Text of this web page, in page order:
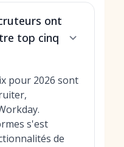
ont
top cinq
pour 2026 sont
s'est
de